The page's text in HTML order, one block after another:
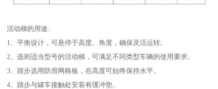
活动梯的用途:
1、平衡设计，可悬停于高度、角度，确保灵活运转;
2、选则适当型号的活动梯，可满足不同类型车辆的使用要求;
3、踏步选用防滑网格板，在高度可始终保持水平。
4、踏步与罐车接触处安装有缓冲垫。